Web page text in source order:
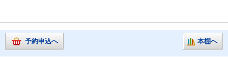
予約申込へ 本棚へ